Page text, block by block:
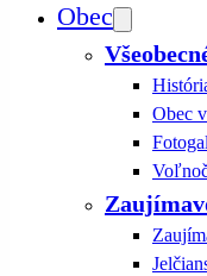
Obec
Obec